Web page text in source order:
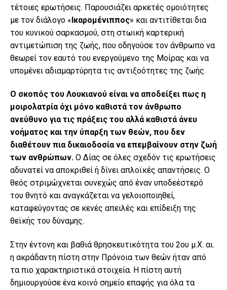
τέτοιες ερωτήσεις. Παρουσιάζει αρκετές ομοιότητες
με τον διάλογο «Ικαρομένιππος» και αντιτίθεται δια
του κυνικού σαρκασμού, στη στωική καρτερική
αντιμετώπιση της ζωής, που οδηγούσε τον άνθρωπο να
θεωρεί τον εαυτό του ενεργούμενο της Μοίρας και να
υπομένει αδιαμαρτύρητα τις αντιξοότητες της ζωής.
Ο σκοπός του Λουκιανού είναι να αποδείξει πως η
μοιρολατρία όχι μόνο καθιστά τον άνθρωπο
ανεύθυνο για τις πράξεις του αλλά καθιστά άνευ
νοήματος και την ύπαρξη των θεών, που δεν
διαθέτουν πια δικαιοδοσία να επεμβαίνουν στην ζωή
των ανθρώπων. Ο Δίας σε όλες σχεδόν τις ερωτήσεις
αδυνατεί να αποκριθεί ή δίνει απλοϊκές απαντήσεις. Ο
θεός στριμώχνεται συνεχώς από έναν υποδεέστερό
του θνητό και αναγκάζεται να γελοιοποιηθεί,
καταφεύγοντας σε κενές απειλές και επίδειξη της
θεϊκής του δύναμης.
Στην έντονη και βαθιά θρησκευτικότητα του 2ου μ.Χ. αι.
η ακράδαντη πίστη στην Πρόνοια των θεών ήταν από
τα πιο χαρακτηριστικά στοιχεία. Η πίστη αυτή
δημιουργούσε ένα κοινό σημείο επαφής για όλα τα